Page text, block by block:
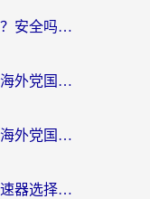
在国外打鸣潮用加速器有用吗？安全吗？海外玩家国服游戏加速全指南
德国怎么玩地鼠传奇不卡顿？海外党国服游戏加速全攻略（含战双EVE实用指南）
超越时空的猫加速器排行榜：海外党国服游戏不卡顿的终极选择指南
英国玩枪神纪总卡顿？这篇加速器选择指南帮你告别延迟（附实测推荐）